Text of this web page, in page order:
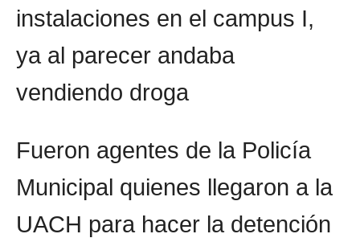
instalaciones en el campus I,
ya al parecer andaba
vendiendo droga
Fueron agentes de la Policía
Municipal quienes llegaron a la
UACH para hacer la detención